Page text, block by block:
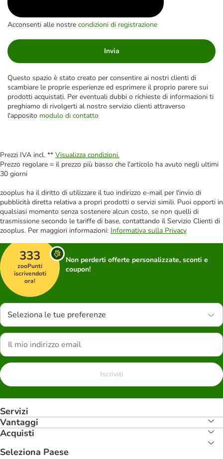
Acconsenti alle nostre condizioni di registrazione
Invia
Questo spazio è stato creato per consentire ai nostri clienti di
scambiare le proprie esperienze ed esprimere il proprio parere sui
prodotti acquistati. Per eventuali dubbi o richieste di informazioni ti
preghiamo di rivolgerti al nostro servizio clienti attraverso
l'apposito modulo di contatto
Prezzi IVA incl. ** Visualizza condizioni.
Prezzo regolare = il prezzo più basso che l'articolo ha avuto negli ultimi
30 giorni
zooplus ha il diritto di utilizzare il tuo indirizzo e-mail per l'invio di
pubblicità diretta relativa a propri prodotti o servizi simili. Puoi opporti in
qualsiasi momento senza sostenere alcun costo, se non quelli di
trasmissione secondo le tariffe di base, contattando il Servizio Clienti di
zooplus. Per maggiori informazioni: Informativa sulla Privacy
333
zooPunti
iscrivendoti
ora!
Non perderti offerte personalizzate, sconti e
coupon!
Seleziona le tue preferenze
Iscriviti
Servizi
Vantaggi
Acquisti
Seleziona Paese